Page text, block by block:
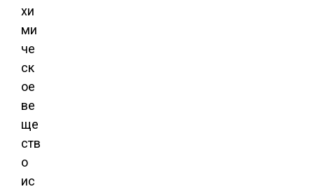
хи
ми
че
ск
ое
ве
ще
ств
о
ис